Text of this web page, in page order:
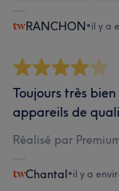
RANCHON•il y a
Toujours très
appareils de
Réalisé par
Chantal•il y a